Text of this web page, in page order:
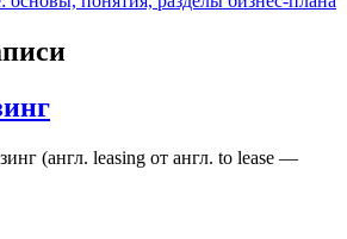
(англ. leasing от англ. to lease —